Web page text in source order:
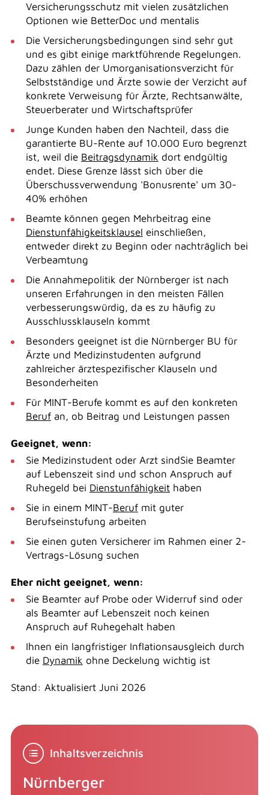
Versicherungsschutz mit vielen zusätzlichen
Optionen wie BetterDoc und mentalis
Die Versicherungsbedingungen sind sehr gut
und es gibt einige marktführende Regelungen.
Dazu zählen der Umorganisationsverzicht für
Selbstständige und Ärzte sowie der Verzicht auf
konkrete Verweisung für Ärzte, Rechtsanwälte,
Steuerberater und Wirtschaftsprüfer
Junge Kunden haben den Nachteil, dass die
garantierte BU-Rente auf 10.000 Euro begrenzt
ist, weil die Beitragsdynamik dort endgültig
endet. Diese Grenze lässt sich über die
Überschussverwendung 'Bonusrente' um 30-
40% erhöhen
Beamte können gegen Mehrbeitrag eine
Dienstunfähigkeitsklausel einschließen,
entweder direkt zu Beginn oder nachträglich bei
Verbeamtung
Die Annahmepolitik der Nürnberger ist nach
unseren Erfahrungen in den meisten Fällen
verbesserungswürdig, da es zu häufig zu
Ausschlussklauseln kommt
Besonders geeignet ist die Nürnberger BU für
Ärzte und Medizinstudenten aufgrund
zahlreicher ärztespezifischer Klauseln und
Besonderheiten
Für MINT-Berufe kommt es auf den konkreten
Berufan, ob Beitrag und Leistungen passen
Geeignet, wenn:
Sie Medizinstudent oder Arzt sindSie Beamter
auf Lebenszeit sind und schon Anspruch auf
Ruhegeld bei Dienstunfähigkeithaben
Sie in einem MINT-Berufmit guter
Berufseinstufung arbeiten
Sie einen guten Versicherer im Rahmen einer 2-
Vertrags-Lösung suchen
Eher nicht geeignet, wenn:
Sie Beamter auf Probe oder Widerruf sind oder
als Beamter auf Lebenszeit noch keinen
Anspruch auf Ruhegehalt haben
Ihnen ein langfristiger Inflationsausgleich durch
die Dynamik ohne Deckelung wichtig ist
Stand: Aktualisiert Juni 2026
Inhaltsverzeichnis
Nürnberger